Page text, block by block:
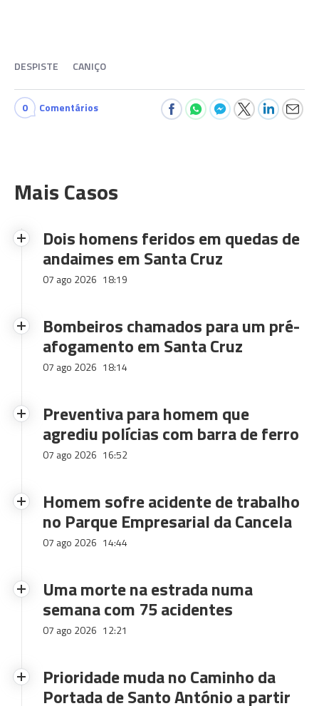
DESPISTE CANIÇO
0 Comentários
Mais Casos
Dois homens feridos em quedas de
andaimes em Santa Cruz
07 ago 2026 18:19
Bombeiros chamados para um pré-
afogamento em Santa Cruz
07 ago 2026 18:14
Preventiva para homem que
agrediu polícias com barra de ferro
07 ago 2026 16:52
Homem sofre acidente de trabalho
no Parque Empresarial da Cancela
07 ago 2026 14:44
Uma morte na estrada numa
semana com 75 acidentes
07 ago 2026 12:21
Prioridade muda no Caminho da
Portada de Santo António a partir